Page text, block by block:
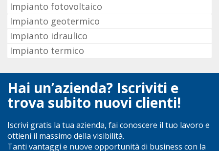
Impianto fotovoltaico
Impianto geotermico
Impianto idraulico
Impianto termico
Hai un’azienda? Iscriviti e
trova subito nuovi clienti!
Iscrivi gratis la tua azienda, fai conoscere il tuo lavoro e
ottieni il massimo della visibilità.
Tanti vantaggi e nuove opportunità di business con la